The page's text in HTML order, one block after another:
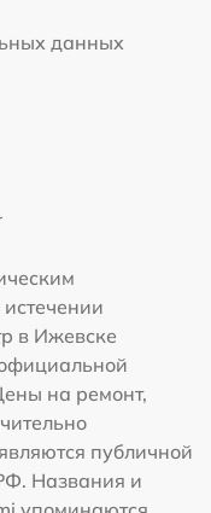
данных
в Ижевске
на ремонт,
публичной
Названия и